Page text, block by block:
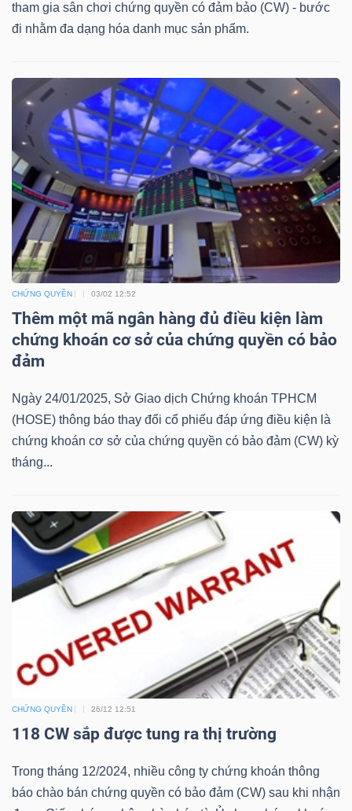
tham gia sân chơi chứng quyền có đảm bảo (CW) - bước
đi nhằm đa dạng hóa danh mục sản phẩm.
CHỨNG QUYỀN 03/02 12:52
Thêm một mã ngân hàng đủ điều kiện làm
chứng khoán cơ sở của chứng quyền có bảo
đảm
Ngày 24/01/2025, Sở Giao dịch Chứng khoán TPHCM
(HOSE) thông báo thay đổi cổ phiếu đáp ứng điều kiện là
chứng khoán cơ sở của chứng quyền có bảo đảm (CW) kỳ
tháng...
CHỨNG QUYỀN 26/12 12:51
118 CW sắp được tung ra thị trường
Trong tháng 12/2024, nhiều công ty chứng khoán thông
báo chào bán chứng quyền có bảo đảm (CW) sau khi nhận
BẤT
SẢN
Mã
chứng
khoán
(-)
Tất cả Cổ phiếu Chỉ số Chứng chỉ quỹ Chứng
Lãnh
đạo
(-)
Tất cả Người nội bộ Người liên quan Cổ đông lớn
Tin
tức
(-)
viết
của
tác
giả
(-)
Báo
cáo
tích
(-)
Thuật